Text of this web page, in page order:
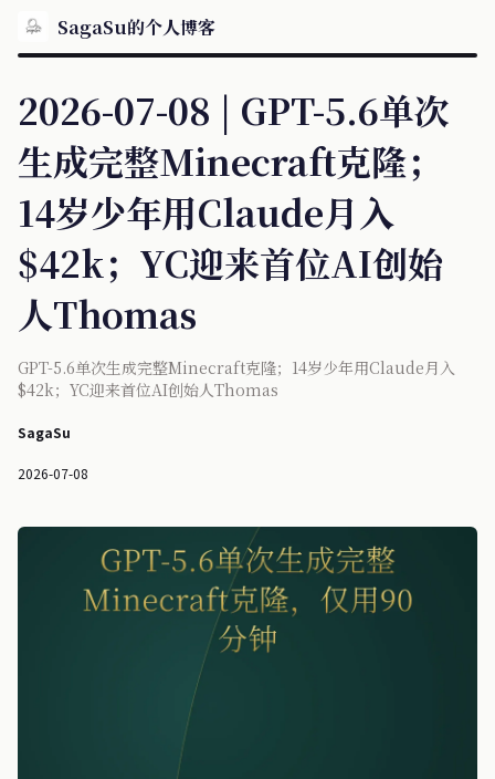
SagaSu的个人博客
2026-07-08 | GPT-5.6单次
生成完整Minecraft克隆；
14岁少年用Claude月入
$42k；YC迎来首位AI创始
人Thomas
GPT-5.6单次生成完整Minecraft克隆；14岁少年用Claude月入
$42k；YC迎来首位AI创始人Thomas
SagaSu
2026-07-08